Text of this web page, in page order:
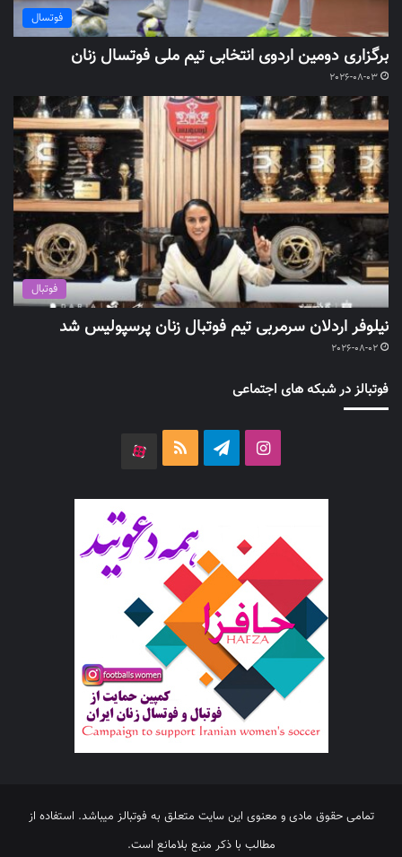
فوتسال
برگزاری دومین اردوی انتخابی تیم ملی فوتسال زنان
2026-08-03
فوتبال
نیلوفر اردلان سرمربی تیم فوتبال زنان پرسپولیس شد
2026-08-02
فوتبالز در شبکه های اجتماعی
اینستاگرامتلگرام خوراک
تمامی حقوق مادی و معنوی این سایت متعلق به فوتبالز میباشد. استفاده از
مطالب با ذکر منبع بلامانع است.